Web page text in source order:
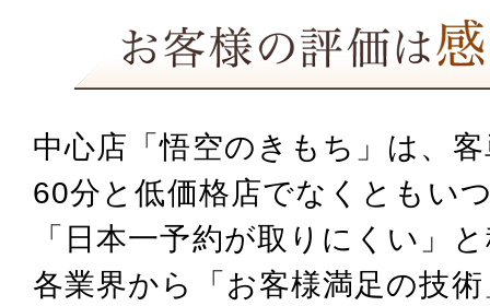
中心店「悟空のきもち」は、
60分と低価格店でなくとも い
「日本一予約が取りにくい」
各業界から「お客様満足の技